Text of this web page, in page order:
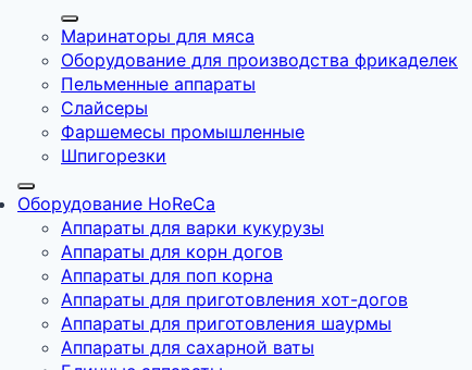
Маринаторы для мяса
Оборудование для производства фрикаделек
Пельменные аппараты
Слайсеры
Фаршемесы промышленные
Шпигорезки
Оборудование HoReCa
Аппараты для варки кукурузы
Аппараты для корн догов
Аппараты для поп корна
Аппараты для приготовления хот-догов
Аппараты для приготовления шаурмы
Аппараты для сахарной ваты